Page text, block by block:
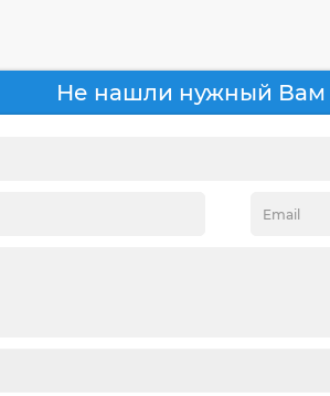
Не нашли нужный Вам